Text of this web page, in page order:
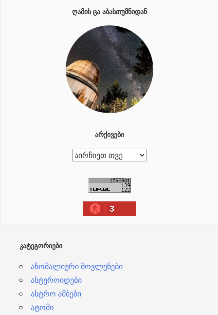
ᲦᲐᲛᲘᲡ ᲪᲐ ᲐᲑᲐᲡᲗᲣᲛᲜᲘᲓᲐᲜ
ᲐᲠᲥᲘᲕᲔᲑᲘ
ა
3
ᲙᲐᲢᲔᲒᲝᲠᲘᲔᲑᲘ
ანომალიური მოვლენები
ასტეროიდები
ასტრო ამბები
ატომი